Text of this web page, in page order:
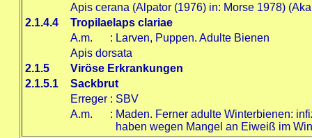
Apis cerana (Alpator (1976) in: Morse 1978)
2.1.4.4
Tropilaelaps clariae
A.m.
: Larven, Puppen. Adulte Bienen
Apis dorsata
2.1.5
Viröse Erkrankungen
2.1.5.1
Sackbrut
Erreger : SBV
A.m.
: Maden. Ferner adulte Winterbienen:
haben wegen Mangel an Eiweiß im